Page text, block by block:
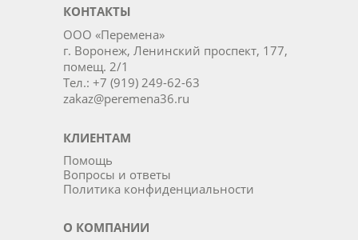
КОНТАКТЫ
ООО «Перемена»
г. Воронеж, Ленинский проспект, 177,
помещ. 2/1
Тел.: +7 (919) 249-62-63
zakaz@peremena36.ru
КЛИЕНТАМ
Помощь
Вопросы и ответы
Политика конфиденциальности
О КОМПАНИИ